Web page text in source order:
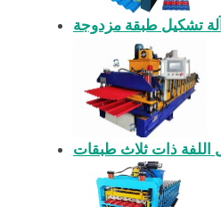
تشكيل طبقة مزدوجة
اللفة ذات ثلاث طبقات